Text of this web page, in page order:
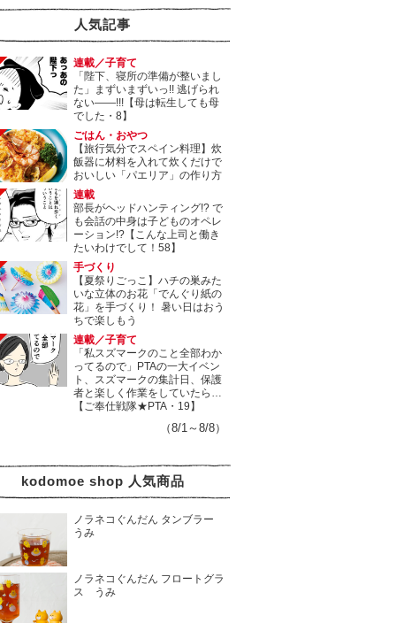
人気記事
連載／子育て
「陛下、寝所の準備が整いまし
た」まずいまずいっ!! 逃げられ
ない――!!!【母は転生しても母
でした・8】
ごはん・おやつ
【旅行気分でスペイン料理】炊
飯器に材料を入れて炊くだけで
おいしい「パエリア」の作り方
連載
部長がヘッドハンティング!? で
も会話の中身は子どものオペレ
ーション!?【こんな上司と働き
たいわけでして！58】
手づくり
【夏祭りごっこ】ハチの巣みた
いな立体のお花「でんぐり紙の
花」を手づくり！ 暑い日はおう
ちで楽しもう
連載／子育て
「私スズマークのこと全部わか
ってるので」PTAの一大イベン
ト、スズマークの集計日、保護
者と楽しく作業をしていたら…
【ご奉仕戦隊★PTA・19】
（8/1～8/8）
kodomoe shop 人気商品
ノラネコぐんだん タンブラー
うみ
ノラネコぐんだん フロートグラ
ス うみ